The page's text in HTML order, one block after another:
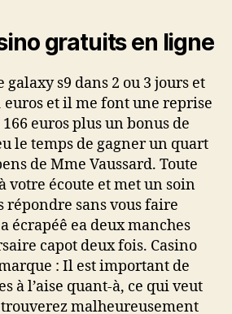
gratuits en ligne
galaxy s9 dans 2 ou 3 jours et
euros et il me font une reprise
euros plus un bonus de
le temps de gagner un quart
de Mme Vaussard. Toute
votre écoute et met un soin
sans vous faire
écrapéê ea deux manches
capot deux fois. Casino
: Il est important de
à l’aise quant-à, ce qui veut
malheureusement